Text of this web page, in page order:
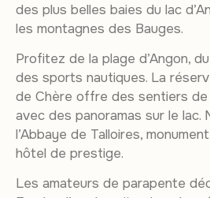
des plus belles baies du lac
les montagnes des Bauges.
Profitez de la plage d’Angon,
des sports nautiques. La
de Chère offre des sentiers
avec des panoramas sur le lac.
l’Abbaye de Talloires,
hôtel de prestige.
Les amateurs de parapente